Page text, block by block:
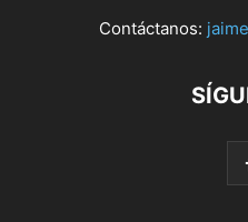
Contáctanos: